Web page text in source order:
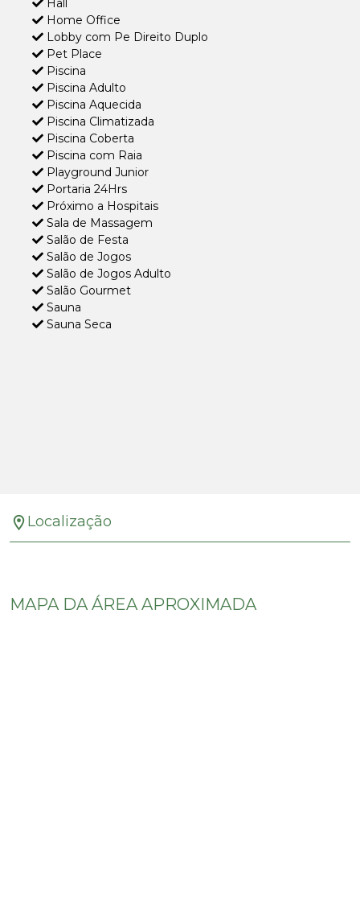
Hall
Home Office
Lobby com Pe Direito Duplo
Pet Place
Piscina
Piscina Adulto
Piscina Aquecida
Piscina Climatizada
Piscina Coberta
Piscina com Raia
Playground Junior
Portaria 24Hrs
Próximo a Hospitais
Sala de Massagem
Salão de Festa
Salão de Jogos
Salão de Jogos Adulto
Salão Gourmet
Sauna
Sauna Seca
Localização
MAPA DA ÁREA APROXIMADA